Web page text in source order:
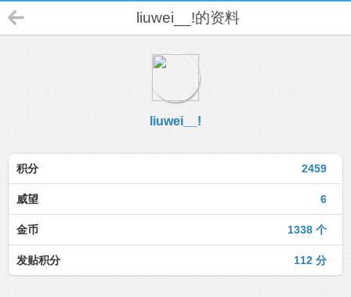
liuwei__!的资料
liuwei__!
2459
积分
6
威望
1338 个
金币
112 分
发贴积分